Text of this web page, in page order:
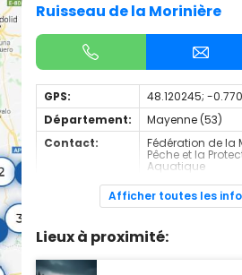
Ruisseau de la Morinière
GPS:
48.120245; -
Département:
Mayenne (53)
Contact:
Fédération de la
Pêche et la
Aquatique
Espèces de
poissons:
Truite
Cours d'eau de 1ère catégorie
Afficher toutes les
Lieux à proximité: